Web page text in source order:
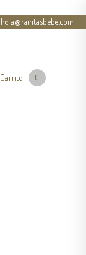
hola@ranitasbebe.com
Carrito 0